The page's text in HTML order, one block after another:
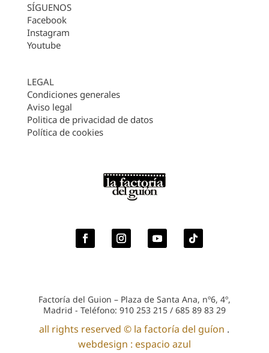
SÍGUENOS
Facebook
Instagram
Youtube
LEGAL
Condiciones generales
Aviso legal
Politica de privacidad de datos
Política de cookies
Factoría del Guion – Plaza de Santa Ana, nº6, 4º,
Madrid - Teléfono: 910 253 215 / 685 89 83 29
all rights reserved © la factoría del guíon .
webdesign : espacio azul